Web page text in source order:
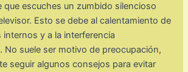
que escuches un zumbido silencioso
Esto se debe al calentamiento de
y a la interferencia
No suele ser motivo de preocupación,
seguir algunos consejos para evitar